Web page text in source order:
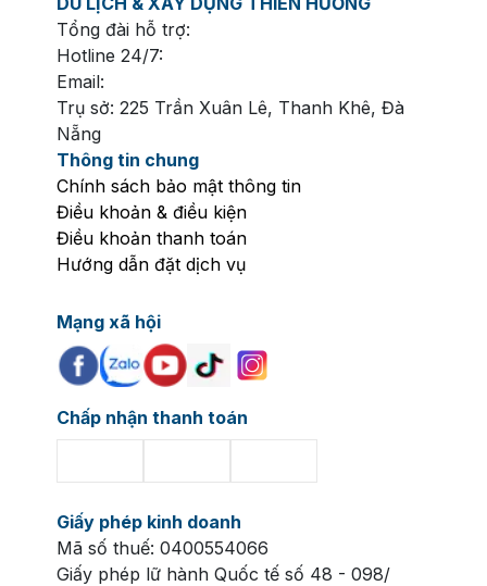
Tổng đài hỗ trợ:
Hotline 24/7:
Email:
Trụ sở: 225 Trần Xuân Lê, Thanh Khê, Đà
Nẵng
Thông tin chung
Chính sách bảo mật thông tin
Điều khoản & điều kiện
Điều khoản thanh toán
Hướng dẫn đặt dịch vụ
Mạng xã hội
Chấp nhận thanh toán
Giấy phép kinh doanh
Mã số thuế: 0400554066
Giấy phép lữ hành Quốc tế số 48 - 098/